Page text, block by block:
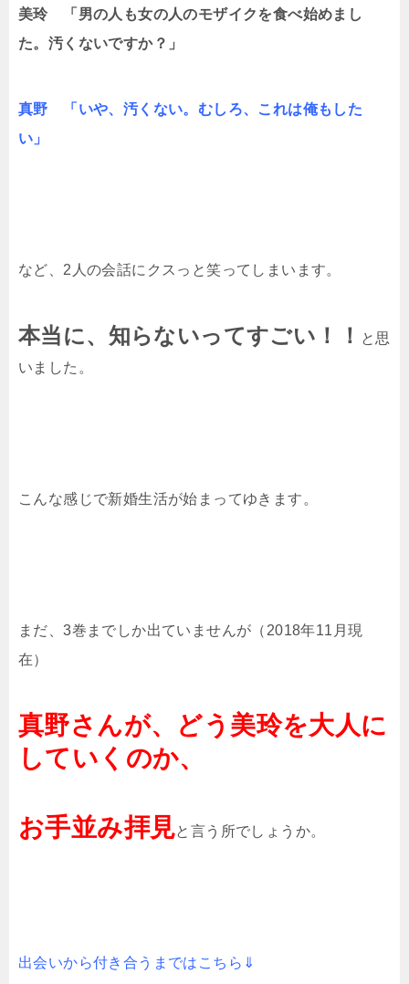
美玲 「男の人も女の人のモザイクを食べ始めまし
た。汚くないですか？」
真野 「いや、汚くない。むしろ、これは俺もした
い」
など、2人の会話にクスっと笑ってしまいます。
本当に、知らないってすごい！！
と思
いました。
こんな感じで新婚生活が始まってゆきます。
まだ、3巻までしか出ていませんが（2018年11月現
在）
真野さんが、どう美玲を大人に
していくのか、
お手並み拝見と言う所でしょうか。
出会いから付き合うまではこちら⇓